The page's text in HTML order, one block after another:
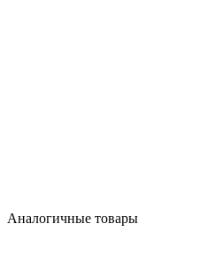
Аналогичные товары